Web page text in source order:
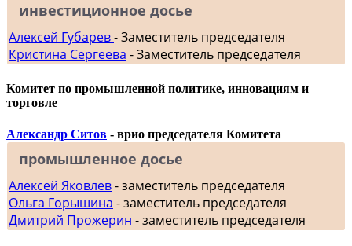
инвестиционное досье
Алексей Губарев- Заместитель председателя
Кристина Сергеева - Заместитель председателя
Комитет по промышленной политике, инновациям и
торговле
Александр Ситов - врио председателя Комитета
промышленное досье
Алексей Яковлев- заместитель председателя
Ольга Горышина - заместитель председателя
Дмитрий Прожерин - заместитель председателя